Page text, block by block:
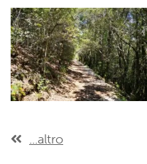
...altro